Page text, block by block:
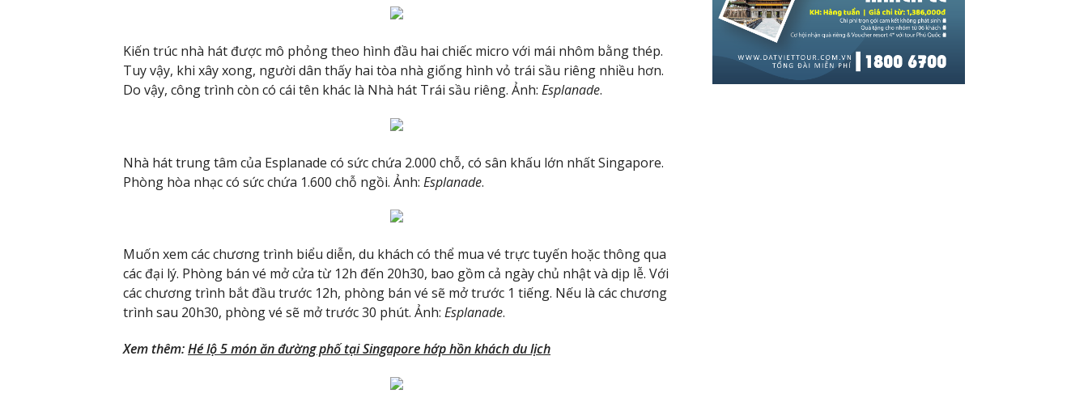
Kiến trúc nhà hát được mô phỏng theo hình đầu hai chiếc micro với mái nhôm bằng thép.
Tuy vậy, khi xây xong, người dân thấy hai tòa nhà giống hình vỏ trái sầu riêng nhiều hơn.
Do vậy, công trình còn có cái tên khác là Nhà hát Trái sầu riêng. Ảnh: Esplanade.
Nhà hát trung tâm của Esplanade có sức chứa 2.000 chỗ, có sân khấu lớn nhất Singapore.
Phòng hòa nhạc có sức chứa 1.600 chỗ ngồi. Ảnh: Esplanade.
Muốn xem các chương trình biểu diễn, du khách có thể mua vé trực tuyến hoặc thông qua
các đại lý. Phòng bán vé mở cửa từ 12h đến 20h30, bao gồm cả ngày chủ nhật và dịp lễ. Với
các chương trình bắt đầu trước 12h, phòng bán vé sẽ mở trước 1 tiếng. Nếu là các chương
trình sau 20h30, phòng vé sẽ mở trước 30 phút. Ảnh: Esplanade.
Xem thêm:Hé lộ 5 món ăn đường phố tại Singapore hớp hồn khách du lịch